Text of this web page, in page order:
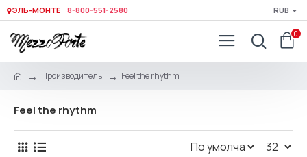
ЭЛЬ-МОНТЕ 8-800-551-2580 RUB
0
Производитель Feel the rhythm
Feel the rhythm